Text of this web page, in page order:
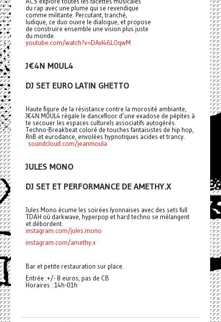
du rap avec une plume qui se revendique
comme militante. Percutant, tranché,
ludique, ce duo ouvre le dialogue, et propose
de construire ensemble une vision plus juste
du monde.
youtube.com/watch?v=DAvI46LOqwM
J€4N M0UL4
DJ SET EURO LATIN GHETTO
Haute figure de la résistance contre la morosité ambiante,
J€4N M0UL4 régale le dancefloor d’une exadose de pépites à
te secouer les espaces culturels associatifs autogérés.
Techno-Breakbeat coloré de touches fantaisistes de hip hop,
RnB et eurodance, envolées hypnotiques acides et trancy.
soundcloud.com/jeanmoula
JULES MONO
DJ SET ET PERFORMANCE DE AMETHY.X
Jules Mono écume les soirées lyonnaises avec des sets full
TDAH où darkwave, hyperpop et hard techno se mélangent
et débordent.
instagram.com/jules.mono
instagram.com/amethy.x
Bar et petite restauration sur place.
Entrée :+/- 8 euros, pas de CB
Horaires : 14h-01h